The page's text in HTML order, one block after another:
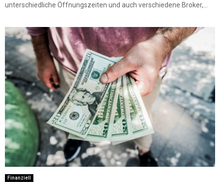
unterschiedliche Öffnungszeiten und auch verschiedene Broker,...
Finanziell